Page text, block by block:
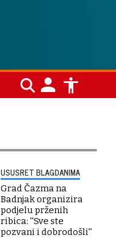
USUSRET BLAGDANIMA
Grad Čazma na
Badnjak organizira
podjelu prženih
ribica: ''Sve ste
pozvani i dobrodošli''